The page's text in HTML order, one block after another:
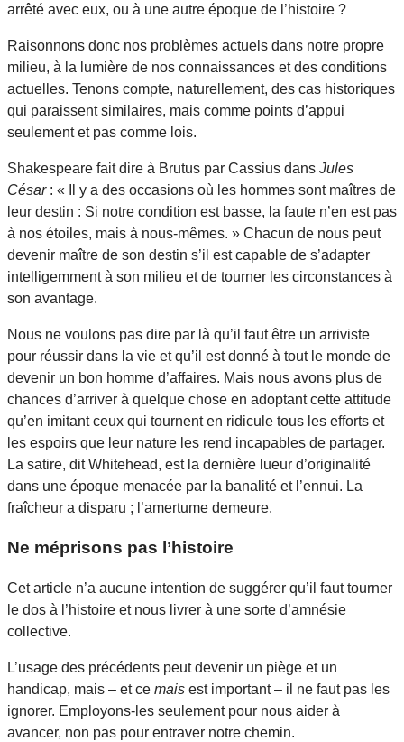
arrêté avec eux, ou à une autre époque de l’histoire ?
Raisonnons donc nos problèmes actuels dans notre propre
milieu, à la lumière de nos connaissances et des conditions
actuelles. Tenons compte, naturellement, des cas historiques
qui paraissent similaires, mais comme points d’appui
seulement et pas comme lois.
Shakespeare fait dire à Brutus par Cassius dans Jules
César: « Il y a des occasions où les hommes sont maîtres de
leur destin : Si notre condition est basse, la faute n’en est pas
à nos étoiles, mais à nous-mêmes. » Chacun de nous peut
devenir maître de son destin s’il est capable de s’adapter
intelligemment à son milieu et de tourner les circonstances à
son avantage.
Nous ne voulons pas dire par là qu’il faut être un arriviste
pour réussir dans la vie et qu’il est donné à tout le monde de
devenir un bon homme d’affaires. Mais nous avons plus de
chances d’arriver à quelque chose en adoptant cette attitude
qu’en imitant ceux qui tournent en ridicule tous les efforts et
les espoirs que leur nature les rend incapables de partager.
La satire, dit Whitehead, est la dernière lueur d’originalité
dans une époque menacée par la banalité et l’ennui. La
fraîcheur a disparu ; l’amertume demeure.
Ne méprisons pas l’histoire
Cet article n’a aucune intention de suggérer qu’il faut tourner
le dos à l’histoire et nous livrer à une sorte d’amnésie
collective.
L’usage des précédents peut devenir un piège et un
handicap, mais – et ce mais est important – il ne faut pas les
ignorer. Employons-les seulement pour nous aider à
avancer, non pas pour entraver notre chemin.